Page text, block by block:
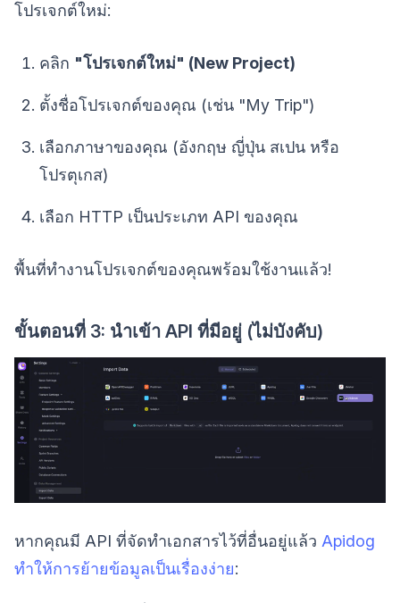
โปรเจกต์ใหม่:
คลิก "โปรเจกต์ใหม่" (New Project)
ตั้งชื่อโปรเจกต์ของคุณ (เช่น "My Trip")
เลือกภาษาของคุณ (อังกฤษ ญี่ปุ่น สเปน หรือ
โปรตุเกส)
เลือก HTTP เป็นประเภท API ของคุณ
พื้นที่ทำงานโปรเจกต์ของคุณพร้อมใช้งานแล้ว!
ขั้นตอนที่ 3: นำเข้า API ที่มีอยู่ (ไม่บังคับ)
หากคุณมี API ที่จัดทำเอกสารไว้ที่อื่นอยู่แล้ว Apidog
ทำให้การย้ายข้อมูลเป็นเรื่องง่าย: